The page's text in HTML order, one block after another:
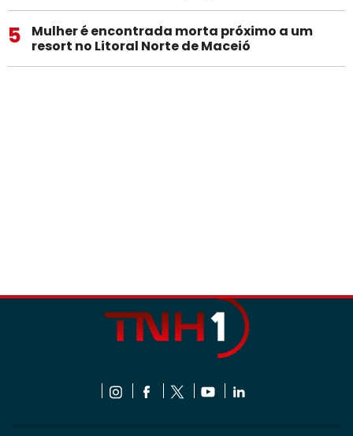
5
Mulher é encontrada morta próximo a um
resort no Litoral Norte de Maceió